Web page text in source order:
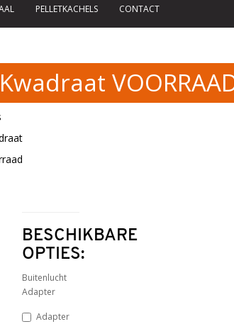
PELLETKACHELS CONTACT
BESCHIKBARE
OPTIES:
Buitenlucht
Adapter
Adapter